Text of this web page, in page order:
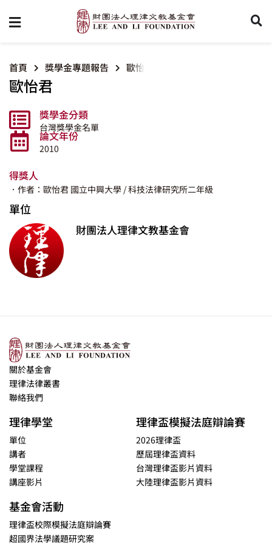
首頁 獎學金專題報告 歐怡君
歐怡君
獎學金分類
台灣獎學金名單
論文年份
2010
得獎人
．作者：歐怡君 國立中興大學 / 科技法律研究所二年級
單位
財團法人理律文教基金會
關於基金會
理律法律叢書
聯絡我們
理律學堂
單位
講者
學堂課程
講座影片
理律盃模擬法庭辯論賽
2026理律盃
歷屆理律盃資料
台灣理律盃影片資料
大陸理律盃影片資料
基金會活動
理律盃校際模擬法庭辯論賽
超國界法學議題研究案